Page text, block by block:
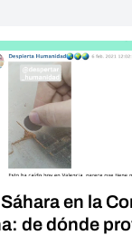
en la
de dónde